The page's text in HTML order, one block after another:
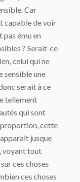
Car
capable de voir
pas ému en
? Serait-ce
celui qui ne
sensible une
serait à ce
tellement
qui sont
proportion, cette
jusque
voyant tout
ces choses
ces choses